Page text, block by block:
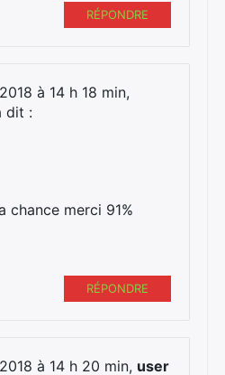
RÉPONDRE
à 14 h 18 min,
dit :
chance merci 91%
RÉPONDRE
à 14 h 20 min, user